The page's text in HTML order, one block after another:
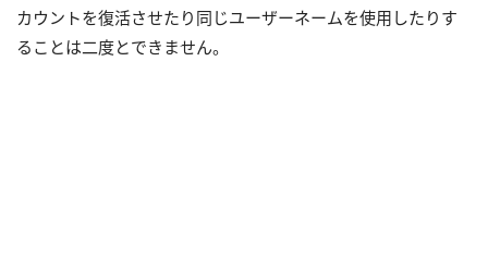
カウントを復活させたり同じユーザーネームを使用したりす
ることは二度とできません。